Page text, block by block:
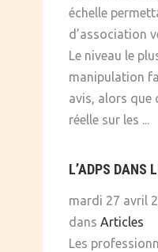
échelle
d’association
Le niveau le
manipulation
avis, alors que
réelle sur les ...
L’ADPS DANS
mardi 27 avril
dans Articles
Les